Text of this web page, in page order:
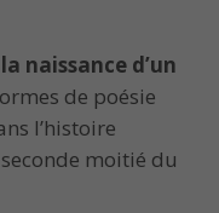
naissance d’un
de poésie
l’histoire
moitié du